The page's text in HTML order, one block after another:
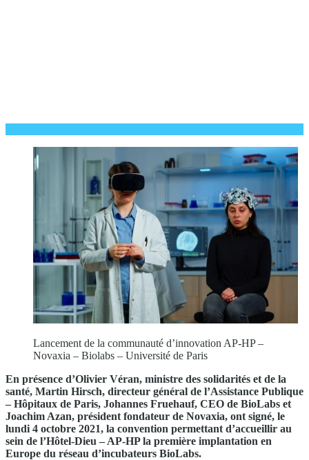
Lancement de la communauté d’innovation AP-HP –
Novaxia – Biolabs – Université de Paris
En présence d’Olivier Véran, ministre des solidarités et de la
santé, Martin Hirsch, directeur général de l’Assistance Publique
– Hôpitaux de Paris, Johannes Fruehauf, CEO de BioLabs et
Joachim Azan, président fondateur de Novaxia, ont signé, le
lundi 4 octobre 2021, la convention permettant d’accueillir au
sein de l’Hôtel-Dieu – AP-HP la première implantation en
Europe du réseau d’incubateurs BioLabs.